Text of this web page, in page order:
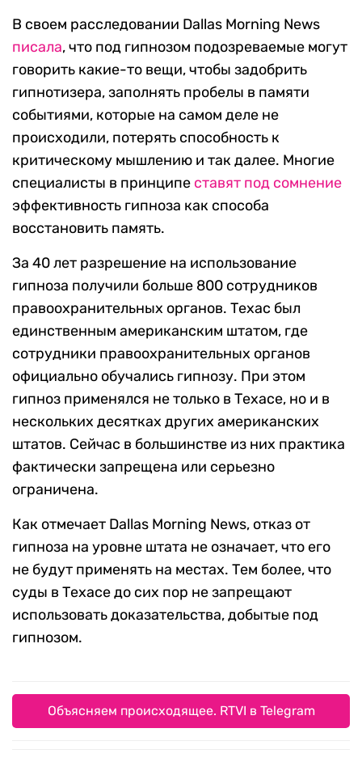
В своем расследовании Dallas Morning News
писала, что под гипнозом подозреваемые могут
говорить какие-то вещи, чтобы задобрить
гипнотизера, заполнять пробелы в памяти
событиями, которые на самом деле не
происходили, потерять способность к
критическому мышлению и так далее. Многие
специалисты в принципе ставят под сомнение
эффективность гипноза как способа
восстановить память.
За 40 лет разрешение на использование
гипноза получили больше 800 сотрудников
правоохранительных органов. Техас был
единственным американским штатом, где
сотрудники правоохранительных органов
официально обучались гипнозу. При этом
гипноз применялся не только в Техасе, но и в
нескольких десятках других американских
штатов. Сейчас в большинстве из них практика
фактически запрещена или серьезно
ограничена.
Как отмечает Dallas Morning News, отказ от
гипноза на уровне штата не означает, что его
не будут применять на местах. Тем более, что
суды в Техасе до сих пор не запрещают
использовать доказательства, добытые под
гипнозом.
Объясняем происходящее. RTVI в Telegram